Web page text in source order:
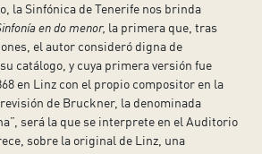
la Sinfónica de Tenerife nos brinda
en do menor, la primera que, tras
el autor consideró digna de
catálogo, y cuya primera versión fue
en Linz con el propio compositor en la
de Bruckner, la denominada
será la que se interprete en el Auditorio
sobre la original de Linz, una